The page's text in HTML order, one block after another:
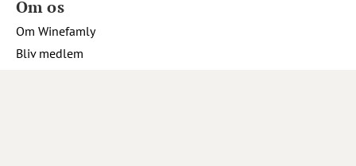
Om os
Om Winefamly
Bliv medlem